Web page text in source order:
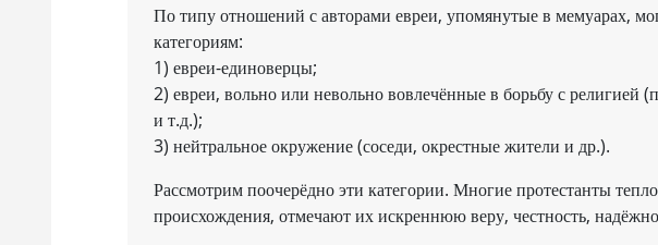
По типу отношений с авторами евреи, упомянутые в мемуарах,
категориям:
1) евреи-единоверцы;
2) евреи, вольно или невольно вовлечённые в борьбу с религией
и т.д.);
3) нейтральное окружение (соседи, окрестные жители и др.).
Рассмотрим поочерёдно эти категории. Многие протестанты
происхождения, отмечают их искреннюю веру, честность,